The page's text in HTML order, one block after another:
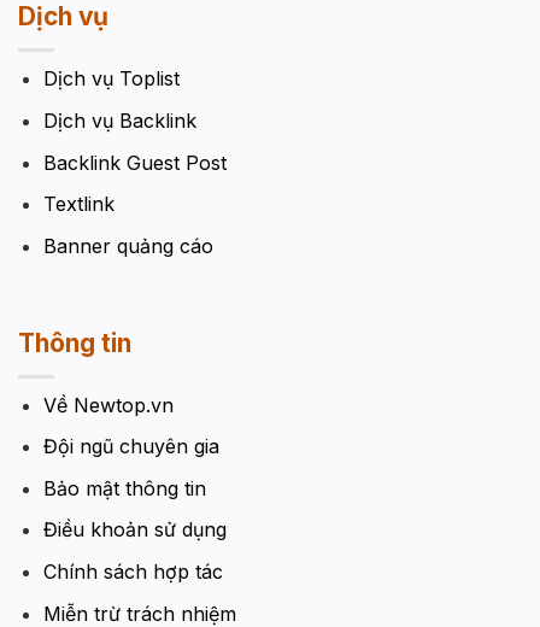
Dịch vụ
Dịch vụ Toplist
Dịch vụ Backlink
Backlink Guest Post
Textlink
Banner quảng cáo
Thông tin
Về Newtop.vn
Đội ngũ chuyên gia
Bảo mật thông tin
Điều khoản sử dụng
Chính sách hợp tác
Miễn trừ trách nhiệm